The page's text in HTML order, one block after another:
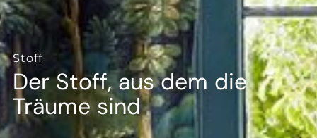
Stoff
Der Stoff, aus dem die
Träume sind